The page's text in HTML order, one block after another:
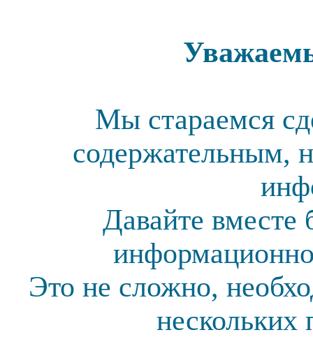
Мы стараемся
содержательным,
Давайте вместе
Это не сложно,
нескольких